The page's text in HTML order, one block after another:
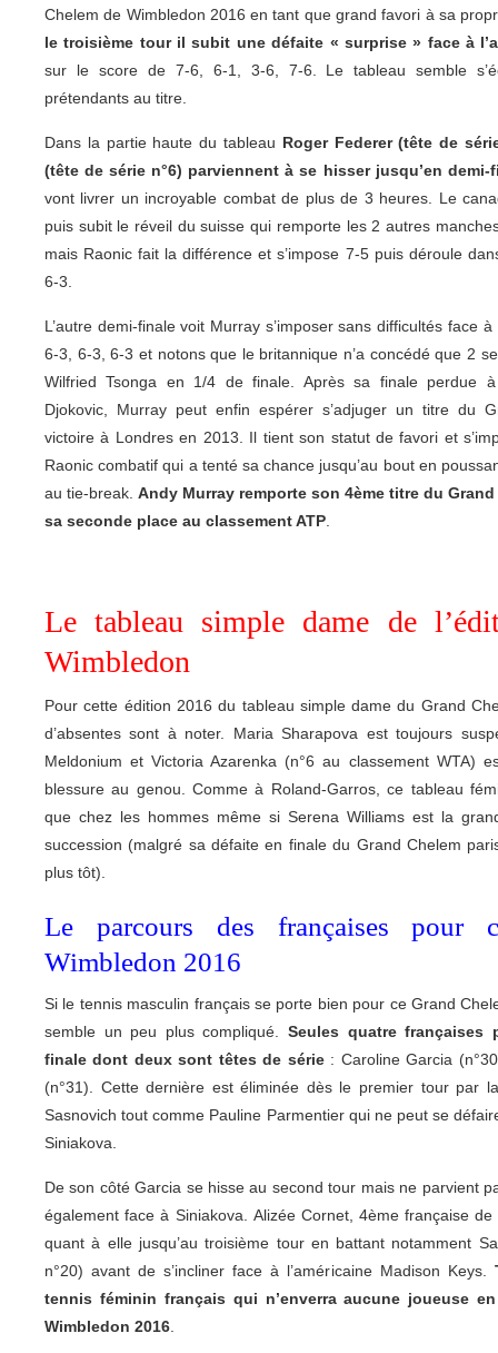
Chelem de Wimbledon 2016 en tant que grand favori à sa
le troisième tour il subit une défaite « surprise » face à
sur le score de 7-6, 6-1, 3-6, 7-6. Le tableau semble
prétendants au titre.
Dans la partie haute du tableau Roger Federer (tête de
(tête de série n°6) parviennent à se hisser jusqu’en demi-
vont livrer un incroyable combat de plus de 3 heures. Le
puis subit le réveil du suisse qui remporte les 2 autres
mais Raonic fait la différence et s’impose 7-5 puis déroule
6-3.
L’autre demi-finale voit Murray s’imposer sans difficultés face
6-3, 6-3, 6-3 et notons que le britannique n’a concédé que 2
Wilfried Tsonga en 1/4 de finale. Après sa finale perdue
Djokovic, Murray peut enfin espérer s’adjuger un titre du
victoire à Londres en 2013. Il tient son statut de favori et
Raonic combatif qui a tenté sa chance jusqu’au bout en
au tie-break. Andy Murray remporte son 4ème titre du
sa seconde place au classement ATP
Le tableau simple dame de
Wimbledon
Pour cette édition 2016 du tableau simple dame du Grand
d’absentes sont à noter. Maria Sharapova est toujours
Meldonium et Victoria Azarenka (n°6 au classement WTA)
blessure au genou. Comme à Roland-Garros, ce tableau
que chez les hommes même si Serena Williams est la
succession (malgré sa défaite en finale du Grand Chelem
plus tôt).
Le parcours des françaises pour
Wimbledon 2016
Si le tennis masculin français se porte bien pour ce Grand
semble un peu plus compliqué. Seules quatre françaises
finale dont deux sont têtes de série: Caroline Garcia
(n°31). Cette dernière est éliminée dès le premier tour par
Sasnovich tout comme Pauline Parmentier qui ne peut se
Siniakova.
De son côté Garcia se hisse au second tour mais ne parvient
également face à Siniakova. Alizée Cornet, 4ème française
quant à elle jusqu’au troisième tour en battant notamment
n°20) avant de s’incliner face à l’américaine Madison Keys.
tennis féminin français qui n’enverra aucune joueuse
Wimbledon 2016